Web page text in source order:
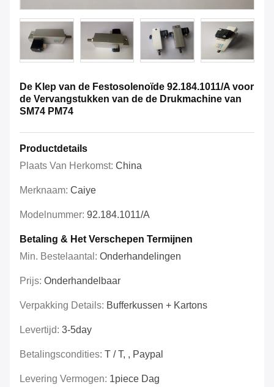
De Klep van de Festosolenoïde 92.184.1011/A voor
de Vervangstukken van de de Drukmachine van
SM74 PM74
Productdetails
Plaats Van Herkomst: China
Merknaam: Caiye
Modelnummer: 92.184.1011/A
Betaling & Het Verschepen Termijnen
Min. Bestelaantal: Onderhandelingen
Prijs: Onderhandelbaar
Verpakking Details: Bufferkussen + Kartons
Levertijd: 3-5day
Betalingscondities: T / T, , Paypal
Levering Vermogen: 1piece Dag